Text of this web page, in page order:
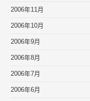
2006年11月
2006年10月
2006年9月
2006年8月
2006年7月
2006年6月